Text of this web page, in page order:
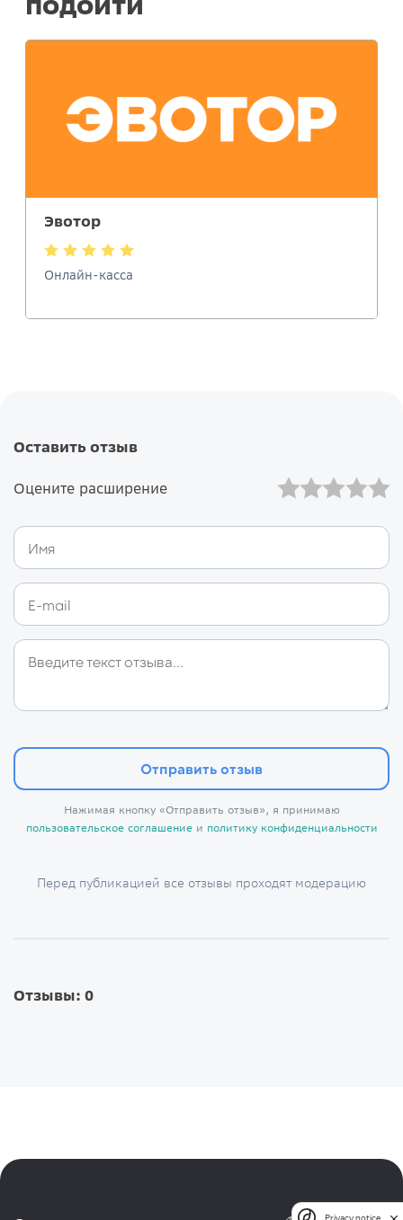
Эвотор
Онлайн-касса
Оставить отзыв
Оцените расширение
Отправить отзыв
Нажимая кнопку «Отправить отзыв», я принимаю
пользовательское соглашениеи политику конфиденциальности
Перед публикацией все отзывы проходят модерацию
Отзывы: 0
Privacy notice